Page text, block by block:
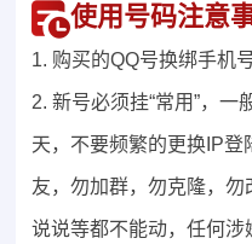
使用号码注意事
1. 购买的QQ号换绑手机
2. 新号必须挂“常用”，
天，不要频繁的更换IP
友，勿加群，勿克隆，勿
说说等都不能动，任何